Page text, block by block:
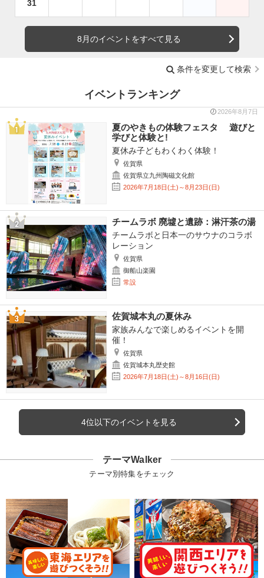
31
8月のイベントをすべて見る
条件を変更して検索
イベントランキング
2026年8月7日
夏のやきもの体験フェスタ 遊びと
学びと体験と!
夏休み子どもわくわく体験！
佐賀県
佐賀県立九州陶磁文化館
2026年7月18日(土)～8月23日(日)
チームラボ 廃墟と遺跡：淋汗茶の湯
チームラボと日本一のサウナのコラボ
レーション
佐賀県
御船山楽園
常設
佐賀城本丸の夏休み
家族みんなで楽しめるイベントを開
催！
佐賀県
佐賀城本丸歴史館
2026年7月18日(土)～8月16日(日)
4位以下のイベントを見る
テーマWalker
テーマ別特集をチェック